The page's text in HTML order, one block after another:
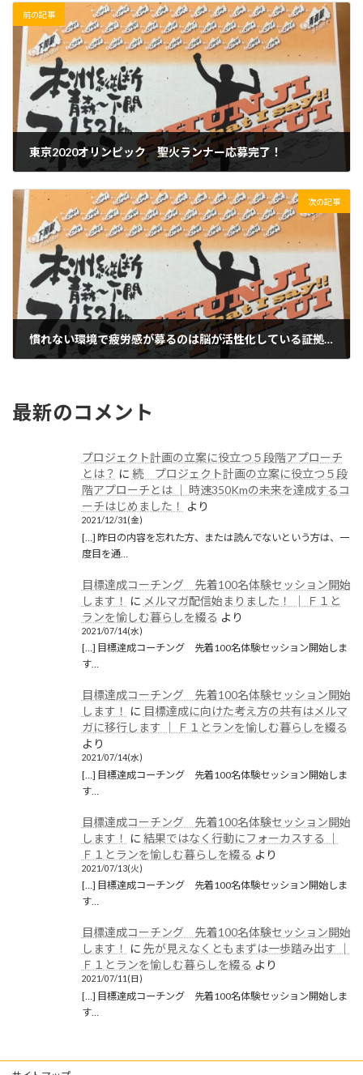
前の記事
東京2020オリンピック 聖火ランナー応募完了！
次の記事
慣れない環境で疲労感が募るのは脳が活性化している証拠？
最新のコメント
プロジェクト計画の立案に役立つ５段階アプローチ
とは？ に 続 プロジェクト計画の立案に役立つ５段
階アプローチとは │ 時速350Kmの未来を達成するコ
ーチはじめました！
より
2021/12/31(金)
[…] 昨日の内容を忘れた方、または読んでないという方は、一
度目を通…
目標達成コーチング 先着100名体験セッション開始
します！
に メルマガ配信始まりました！ │ Ｆ１と
ランを愉しむ暮らしを綴る より
2021/07/14(水)
[…] 目標達成コーチング 先着100名体験セッション開始しま
す…
目標達成コーチング 先着100名体験セッション開始
します！
に 目標達成に向けた考え方の共有はメルマ
ガに移行します │ Ｆ１とランを愉しむ暮らしを綴る
より
2021/07/14(水)
[…] 目標達成コーチング 先着100名体験セッション開始しま
す…
目標達成コーチング 先着100名体験セッション開始
します！
に 結果ではなく行動にフォーカスする │
Ｆ１とランを愉しむ暮らしを綴る より
2021/07/13(火)
[…] 目標達成コーチング 先着100名体験セッション開始しま
す…
目標達成コーチング 先着100名体験セッション開始
します！
に 先が見えなくともまずは一歩踏み出す │
Ｆ１とランを愉しむ暮らしを綴る より
2021/07/11(日)
[…] 目標達成コーチング 先着100名体験セッション開始しま
す…